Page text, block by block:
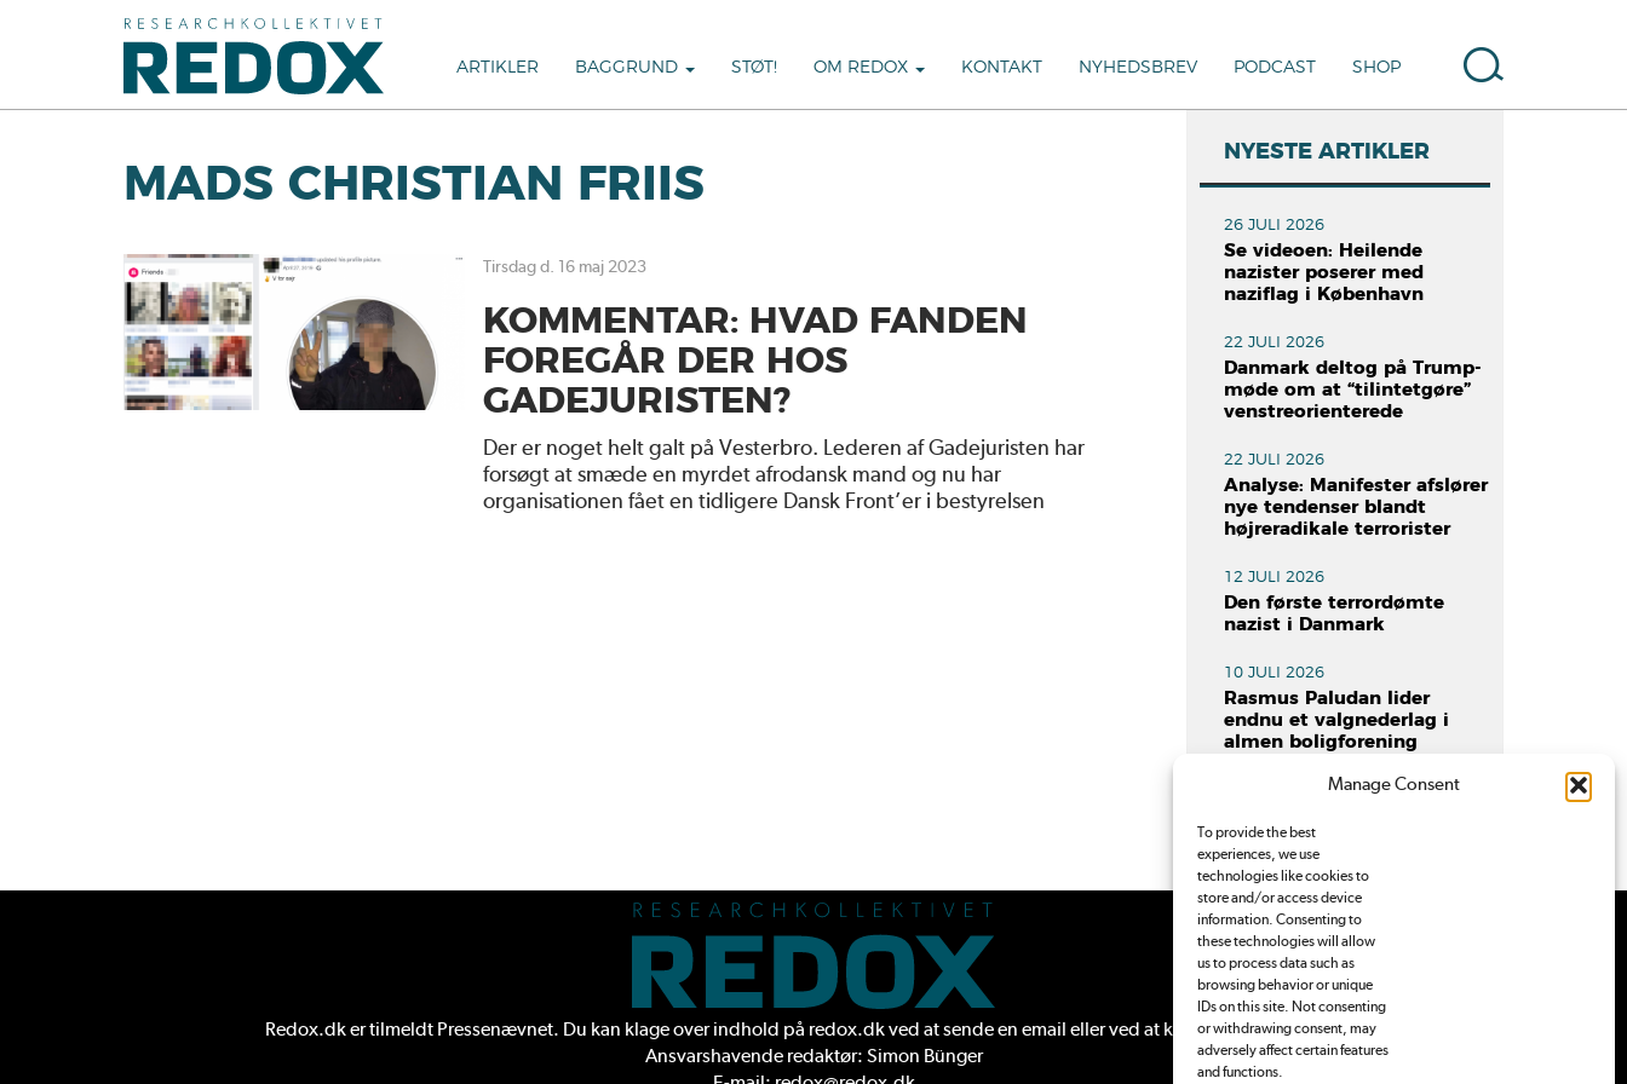
Manage Consent
To provide the best
experiences, we use
technologies like cookies to
store and/or access device
information. Consenting to
these technologies will allow
us to process data such as
browsing behavior or unique
IDs on this site. Not consenting
or withdrawing consent, may
adversely affect certain features
and functions.
ARTIKLER BAGGRUND STØT! OM REDOX KONTAKT NYHEDSBREV PODCAST SHOP
MADS CHRISTIAN FRIIS
tirsdag d. 16 maj 2023
KOMMENTAR: HVAD FANDEN
FOREGÅR DER HOS
GADEJURISTEN?
Der er noget helt galt på Vesterbro. Lederen af Gadejuristen har
forsøgt at smæde en myrdet afrodansk mand og nu har
organisationen fået en tidligere Dansk Front’er i bestyrelsen
NYESTE ARTIKLER
26 JULI 2026
Se videoen: Heilende
nazister poserer med
naziflag i København
22 JULI 2026
Danmark deltog på Trump-
møde om at “tilintetgøre”
venstreorienterede
22 JULI 2026
Analyse: Manifester afslører
nye tendenser blandt
højreradikale terrorister
12 JULI 2026
Den første terrordømte
nazist i Danmark
10 JULI 2026
Rasmus Paludan lider
endnu et valgnederlag i
almen boligforening
Redox.dk er tilmeldt Pressenævnet. Du kan klage over indhold på redox.dk ved at sende en email eller ved at kontakte Pressenævnet.
Ansvarshavende redaktør: Simon Bünger